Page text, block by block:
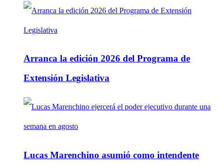
Arranca la edición 2026 del Programa de
Extensión Legislativa
Lucas Marenchino asumió como intendente